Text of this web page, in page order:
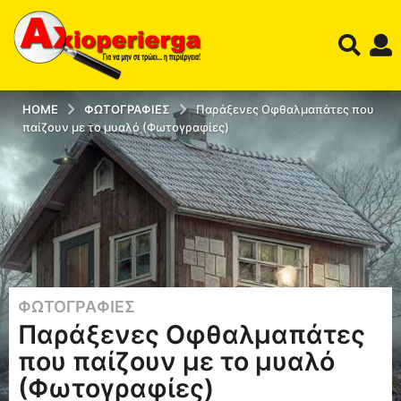
HOME ΦΩΤΟΓΡΑΦΊΕΣ
Παράξενες Οφθαλμαπάτες που
παίζουν με το μυαλό (Φωτογραφίες)
1
1
τ
η
ΦΩΤΟΓΡΑΦΊΕΣ
Παράξενες Οφθαλμαπάτες
που παίζουν με το μυαλό
(Φωτογραφίες)